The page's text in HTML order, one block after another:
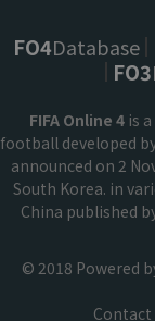
FO4Database
FO3
FIFA Online 4 is
football developed
announced on 2
South Korea. in
China published
© 2018 Powered
Contact